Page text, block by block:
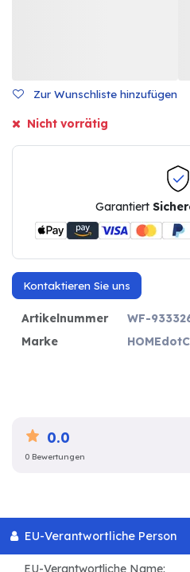
Zur Wunschliste hinzufügen
Nicht vorrätig
Garantiert
Kontaktieren Sie uns
Artikelnummer
WF-
Marke
0.0
0 Bewertungen
EU-Verantwortliche Person